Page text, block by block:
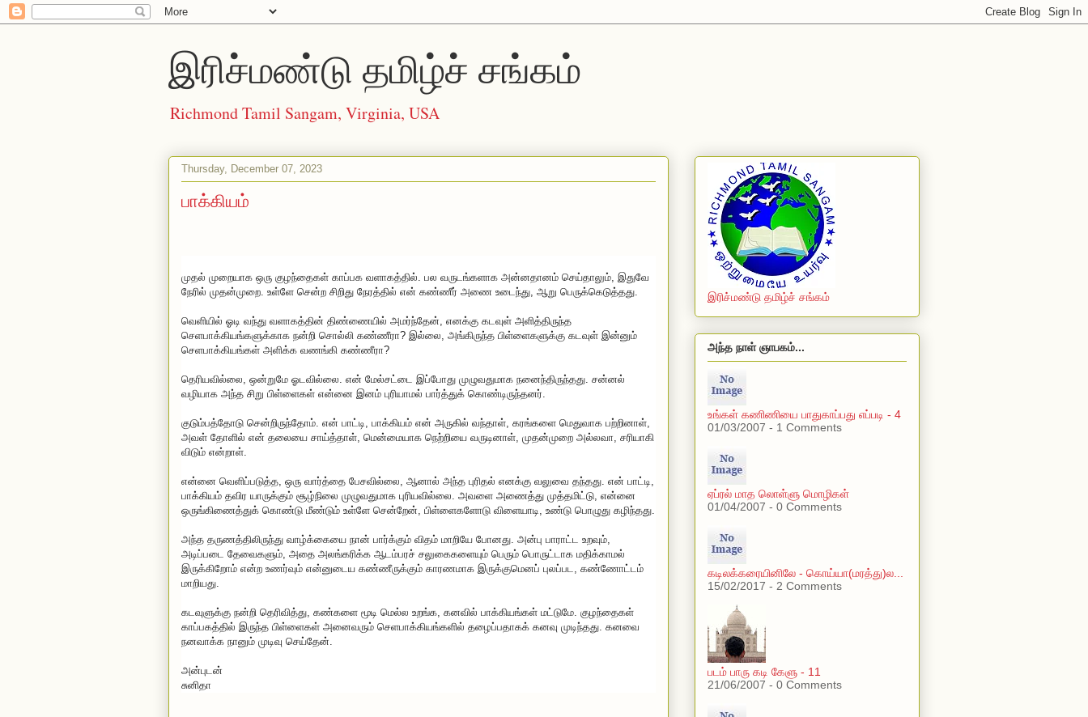
இரிச்மண்டு தமிழ்ச் சங்கம்
Richmond Tamil Sangam, Virginia, USA
Thursday, December 07, 2023
பாக்கியம்
முதல் முறையாக ஒரு குழந்தைகள் காப்பக வளாகத்தில். பல வருடங்களாக அன்னதானம் செய்தாலும், இதுவே
நேரில் முதன்முறை. உள்ளே சென்ற சிறிது நேரத்தில் என் கண்ணீர் அணை உடைந்து, ஆறு பெருக்கெடுத்தது.
வெளியில் ஓடி வந்து வளாகத்தின் திண்ணையில் அமர்ந்தேன், எனக்கு கடவுள் அளித்திருந்த
செளபாக்கியங்களுக்காக நன்றி சொல்லி கண்ணீரா? இல்லை, அங்கிருந்த பிள்ளைகளுக்கு கடவுள் இன்னும்
செளபாக்கியங்கள் அளிக்க வணங்கி கண்ணீரா?
தெரியவில்லை, ஒன்றுமே ஓடவில்லை. என் மேல்சட்டை இப்போது முழுவதுமாக நனைந்திருந்தது. சன்னல்
வழியாக அந்த சிறு பிள்ளைகள் என்னை இனம் புரியாமல் பார்த்துக் கொண்டிருந்தனர்.
குடும்பத்தோடு சென்றிருந்தோம். என் பாட்டி, பாக்கியம் என் அருகில் வந்தாள், கரங்களை மெதுவாக பற்றினாள்,
அவள் தோளில் என் தலையை சாய்த்தாள், மென்மையாக நெற்றியை வருடினாள், முதன்முறை அல்லவா, சரியாகி
விடும் என்றாள்.
என்னை வெளிப்படுத்த, ஒரு வார்த்தை பேசவில்லை, ஆனால் அந்த புரிதல் எனக்கு வலுவை தந்தது. என் பாட்டி,
பாக்கியம் தவிர யாருக்கும் சூழ்நிலை முழுவதுமாக புரியவில்லை. அவளை அணைத்து முத்தமிட்டு, என்னை
ஒருங்கிணைத்துக் கொண்டு மீண்டும் உள்ளே சென்றேன், பிள்ளைகளோடு விளையாடி, உண்டு பொழுது கழிந்தது.
அந்த தருணத்திலிருந்து வாழ்க்கையை நான் பார்க்கும் விதம் மாறியே போனது. அன்பு பாராட்ட உறவும்,
அடிப்படை தேவைகளும், அதை அலங்கரிக்க ஆடம்பரச் சலுகைகளையும் பெரும் பொருட்டாக மதிக்காமல்
இருக்கிறோம் என்ற உணர்வும் என்னுடைய கண்ணீருக்கும் காரணமாக இருக்குமெனப் புலப்பட, கண்ணோட்டம்
மாறியது.
கடவுளுக்கு நன்றி தெரிவித்து, கண்களை மூடி மெல்ல உறங்க, கனவில் பாக்கியங்கள் மட்டுமே. குழந்தைகள்
காப்பகத்தில் இருந்த பிள்ளைகள் அனைவரும் செளபாக்கியங்களில் தழைப்பதாகக் கனவு முடிந்தது. கனவை
நனவாக்க நானும் முடிவு செய்தேன்.
அன்புடன்
சுனிதா
இரிச்மண்டு தமிழ்ச் சங்கம்
அந்த நாள் ஞாபகம்...
உங்கள் கணிணியை பாதுகாப்பது எப்படி - 4
01/03/2007 - 1 Comments
ஏப்ரல் மாத லொள்ளு மொழிகள்
01/04/2007 - 0 Comments
கடிலக்கரையினிலே - கொய்யா(மரத்து)ல...
15/02/2017 - 2 Comments
படம் பாரு கடி கேளு - 11
21/06/2007 - 0 Comments